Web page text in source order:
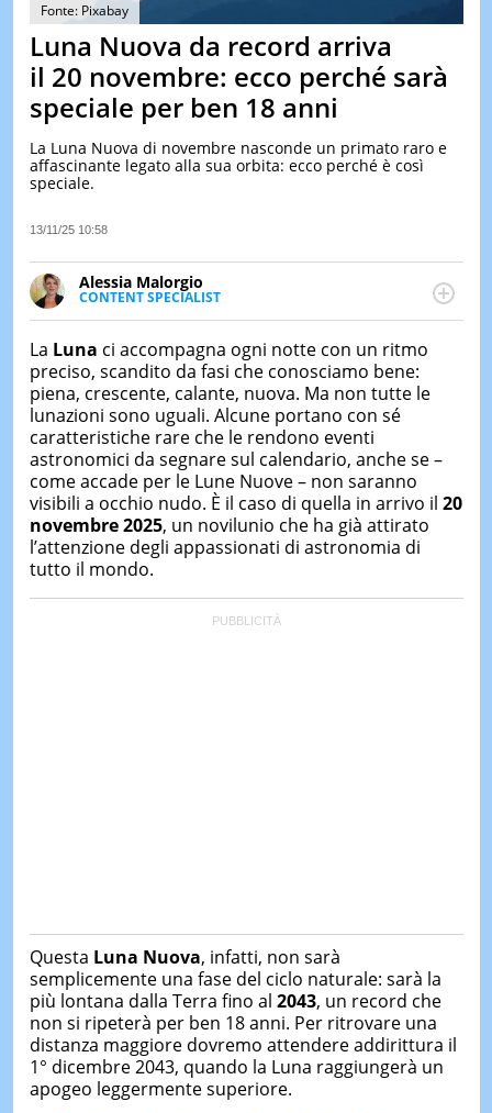
TEST
LE
DI
IERI
Fonte: Pixabay
Luna Nuova da record arriva
il 20 novembre: ecco perché sarà
speciale per ben 18 anni
La Luna Nuova di novembre nasconde un primato raro e
affascinante legato alla sua orbita: ecco perché è così
speciale.
13/11/25 10:58
Alessia Malorgio
CONTENT SPECIALIST
Ha conseguito un Master in Marketing Management
occupa della creazione di contenuti in ottica SEO e
dello sviluppo di strategie marketing attraverso
canali digitali.
La Luna ci accompagna ogni notte con un ritmo
preciso, scandito da fasi che conosciamo bene:
piena, crescente, calante, nuova. Ma non tutte le
lunazioni sono uguali. Alcune portano con sé
caratteristiche rare che le rendono eventi
astronomici da segnare sul calendario, anche se –
come accade per le Lune Nuove – non saranno
visibili a occhio nudo. È il caso di quella in arrivo il 20
novembre 2025, un novilunio che ha già attirato
l’attenzione degli appassionati di astronomia di
tutto il mondo.
Questa Luna Nuova, infatti, non sarà
semplicemente una fase del ciclo naturale: sarà la
più lontana dalla Terra fino al 2043, un record che
non si ripeterà per ben 18 anni. Per ritrovare una
distanza maggiore dovremo attendere addirittura il
1° dicembre 2043, quando la Luna raggiungerà un
apogeo leggermente superiore.